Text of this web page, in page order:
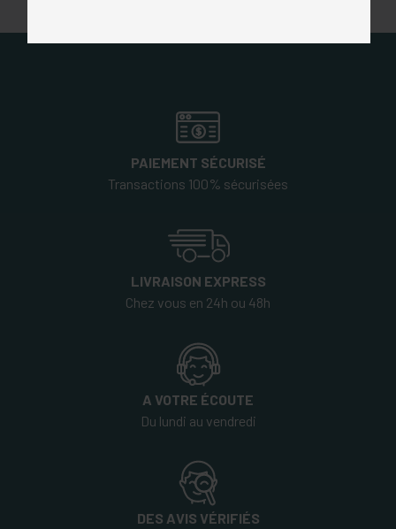
PAIEMENT SÉCURISÉ
Transactions 100% sécurisées
LIVRAISON EXPRESS
Chez vous en 24h ou 48h
A VOTRE ÉCOUTE
Du lundi au vendredi
DES AVIS VÉRIFIÉS